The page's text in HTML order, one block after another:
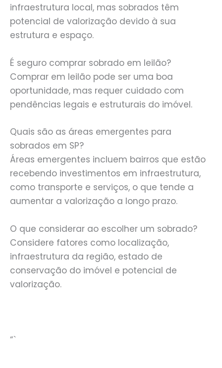
infraestrutura local, mas sobrados têm
potencial de valorização devido à sua
estrutura e espaço.
É seguro comprar sobrado em leilão?
Comprar em leilão pode ser uma boa
oportunidade, mas requer cuidado com
pendências legais e estruturais do imóvel.
Quais são as áreas emergentes para
sobrados em SP?
Áreas emergentes incluem bairros que estão
recebendo investimentos em infraestrutura,
como transporte e serviços, o que tende a
aumentar a valorização a longo prazo.
O que considerar ao escolher um sobrado?
Considere fatores como localização,
infraestrutura da região, estado de
conservação do imóvel e potencial de
valorização.
“`